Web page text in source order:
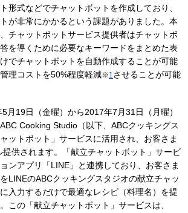
形式などでチャットボットを作成しており、
が非常にかかるという課題がありました。本
チャットボットサービス提供者はチャットボ
を導くために必要なキーワードをまとめた表
でチャットボットを自動作成することが可能
理コストを50%程度軽減※1させることが可能
月19日（金曜）から2017年7月31日（月曜）
Cooking Studio（以下、ABCクッキングス
ットボット」サービスに活用され、お客さま
提供されます。「献立チャットボット」サービ
ンアプリ「LINE」と連携しており、お客さま
LINEのABCクッキングスタジオの献立チャッ
入力するだけで最適なレシピ（料理名）を提
この「献立チャットボット」サービスは、